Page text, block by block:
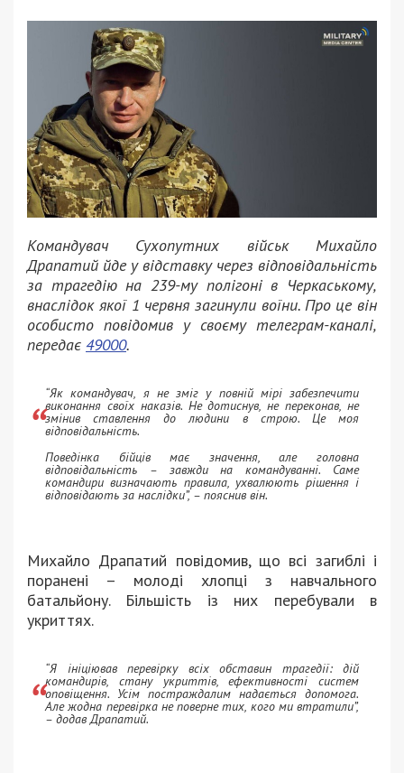
Командувач Сухопутних військ Михайло
Драпатий йде у відставку через відповідальність
за трагедію на 239-му полігоні в Черкаському,
внаслідок якої 1 червня загинули воїни. Про це він
особисто повідомив у своєму телеграм-каналі,
передає 49000.
“Як командувач, я не зміг у повній мірі забезпечити
виконання своїх наказів. Не дотиснув, не переконав, не
змінив ставлення до людини в строю. Це моя
відповідальність.
Поведінка бійців має значення, але головна
відповідальність – завжди на командуванні. Саме
командири визначають правила, ухвалюють рішення і
відповідають за наслідки”, – пояснив він.
Михайло Драпатий повідомив, що всі загиблі і
поранені – молоді хлопці з навчального
батальйону. Більшість із них перебували в
укриттях.
“Я ініціював перевірку всіх обставин трагедії: дій
командирів, стану укриттів, ефективності систем
оповіщення. Усім постраждалим надається допомога.
Але жодна перевірка не поверне тих, кого ми втратили”,
– додав Драпатий.